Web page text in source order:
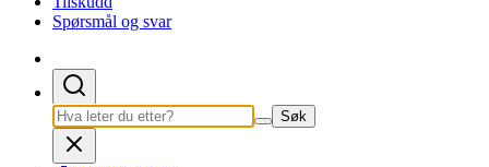
Spørsmål og svar
Søk